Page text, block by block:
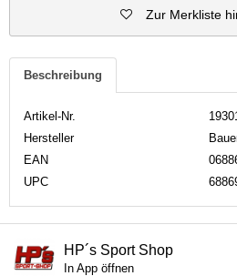
Zur Merkliste
Beschreibung
Artikel-Nr.
Hersteller
EAN
UPC
HP´s Sport Shop
In App öffnen